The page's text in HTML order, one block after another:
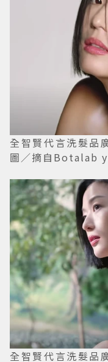
全智賢代言洗髮品
圖／摘自Botalab
全智賢代言洗髮品